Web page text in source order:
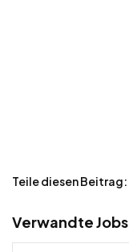
Teile diesen Beitrag:
Verwandte Jobs